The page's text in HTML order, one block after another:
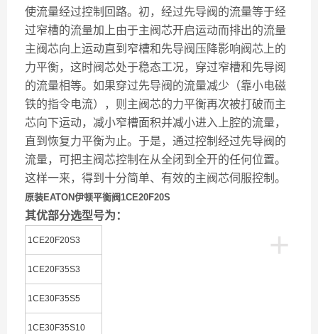
使流量经过控制回路。初，经过先导阀的流量等于经
过窄槽的流量加上由于主阀芯开启运动而排出的流量
主阀芯向上运动直到窄槽和先导阀压降影响阀芯上的
力平衡，这时阀芯处于稳态工况，穿过窄槽和先导阅
的流量相等。如果穿过先导阀的流量减少（靠小电磁
铁的指令电流），则主阀芯的力平衡再次被打破而主
芯向下运动，减小窄槽面积并减小进入上腔的流量，
直到恢复力平衡为止。于是，通过控制经过先导阀的
流量，可把主阀芯控制在从全闭到全开的任何位置。
这样一来，得到十分简单、有效的主阀芯伺服控制。
原装EATON伊顿平衡阀1CE20F20S
其优部分选型号为：
+
1CE20F20S3
1CE20F35S3
1CE30F35S5
1CE30F35S10